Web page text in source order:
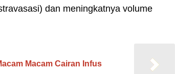
dan meningkatnya volume
Macam Cairan Infus